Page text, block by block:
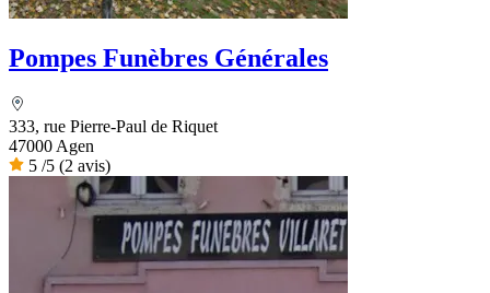
Pompes Funèbres Générales
333, rue Pierre-Paul de Riquet
47000 Agen
5 /5 (2 avis)